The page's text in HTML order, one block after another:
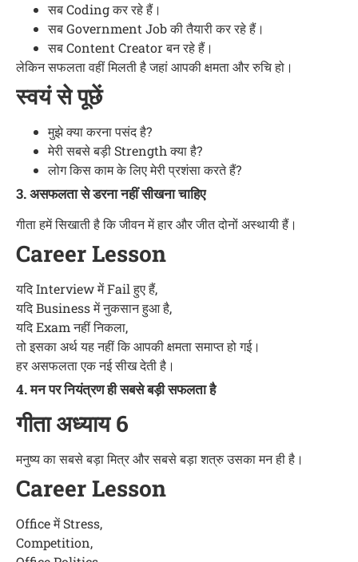
सब Coding कर रहे हैं।
सब Government Job की तैयारी कर रहे हैं।
सब Content Creator बन रहे हैं।
लेकिन सफलता वहीं मिलती है जहां आपकी क्षमता और रुचि हो।
स्वयं से पूछें
मुझे क्या करना पसंद है?
मेरी सबसे बड़ी Strength क्या है?
लोग किस काम के लिए मेरी प्रशंसा करते हैं?
3. असफलता से डरना नहीं सीखना चाहिए
गीता हमें सिखाती है कि जीवन में हार और जीत दोनों अस्थायी हैं।
Career Lesson
यदि Interview में Fail हुए हैं,
यदि Business में नुकसान हुआ है,
यदि Exam नहीं निकला,
तो इसका अर्थ यह नहीं कि आपकी क्षमता समाप्त हो गई।
हर असफलता एक नई सीख देती है।
4. मन पर नियंत्रण ही सबसे बड़ी सफलता है
गीता अध्याय 6
मनुष्य का सबसे बड़ा मित्र और सबसे बड़ा शत्रु उसका मन ही है।
Career Lesson
Office में Stress,
Competition,